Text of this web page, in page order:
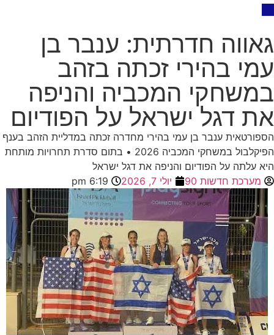
גאווה חדרתית: ענבר בן
עמי בהירי זכתה בזהב
במשחקי המכביה והניפה
את דגל ישראל על הפודיום
הספורטאית ענבר בן עמי בהירי מחדרה זכתה במדליית הזהב בענף
הפיקלבול במשחקי המכביה 2026 • בתום סדרת תחרויות מותחת
היא עלתה על הפודיום והניפה את דגל ישראל
מערכת חדשות 90
יולי 7, 2026 6:19 pm